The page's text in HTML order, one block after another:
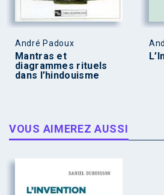
André Padoux
Mantras et
diagrammes rituels
dans l’hindouisme
VOUS AIMEREZ AUSSI